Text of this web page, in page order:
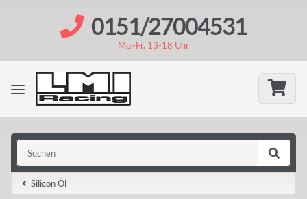
0151/27004531
Mo.-Fr. 13-18 Uhr
Silicon Öl